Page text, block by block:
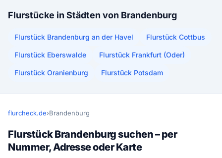
Flurstücke in Städten von Brandenburg
Flurstück Brandenburg an der Havel Flurstück Cottbus
Flurstück Eberswalde Flurstück Frankfurt (Oder)
Flurstück Oranienburg Flurstück Potsdam
flurcheck.de›Brandenburg
Flurstück Brandenburg suchen – per
Nummer, Adresse oder Karte